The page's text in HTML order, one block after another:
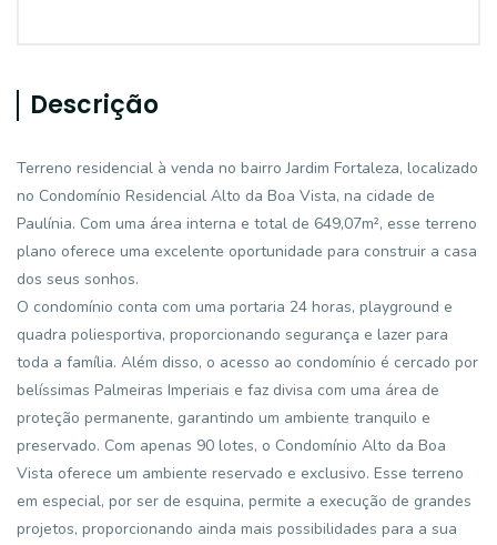
Descrição
Terreno residencial à venda no bairro Jardim Fortaleza, localizado
no Condomínio Residencial Alto da Boa Vista, na cidade de
Paulínia. Com uma área interna e total de 649,07m², esse terreno
plano oferece uma excelente oportunidade para construir a casa
dos seus sonhos.
O condomínio conta com uma portaria 24 horas, playground e
quadra poliesportiva, proporcionando segurança e lazer para
toda a família. Além disso, o acesso ao condomínio é cercado por
belíssimas Palmeiras Imperiais e faz divisa com uma área de
proteção permanente, garantindo um ambiente tranquilo e
preservado. Com apenas 90 lotes, o Condomínio Alto da Boa
Vista oferece um ambiente reservado e exclusivo. Esse terreno
em especial, por ser de esquina, permite a execução de grandes
projetos, proporcionando ainda mais possibilidades para a sua